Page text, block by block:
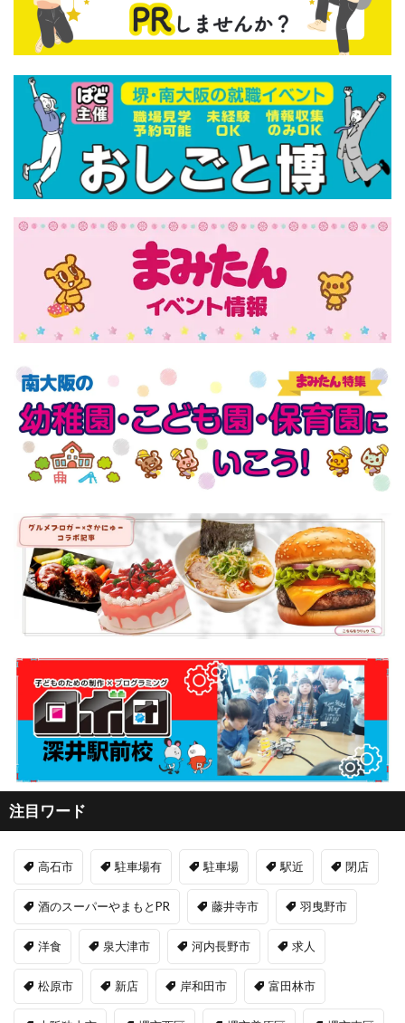
注目ワード
高石市 駐車場有 駐車場 駅近 閉店
酒のスーパーやまもとPR 藤井寺市 羽曳野市
洋食 泉大津市 河内長野市 求人
松原市 新店 岸和田市 富田林市